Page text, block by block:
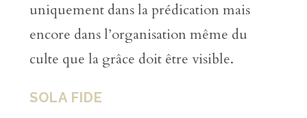
uniquement dans la prédication mais
encore dans l’organisation même du
culte que la grâce doit être visible.
SOLA FIDE